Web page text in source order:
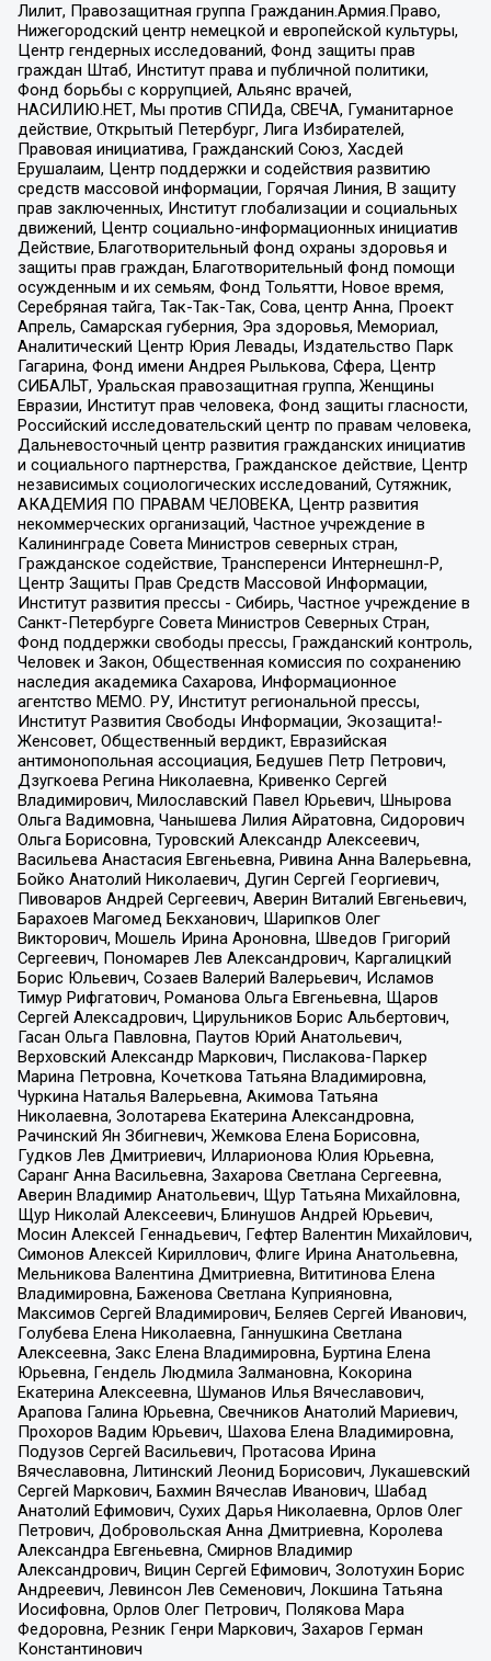
Лилит, Правозащитная группа Гражданин.Армия.Право,
Нижегородский центр немецкой и европейской культуры,
Центр гендерных исследований, Фонд защиты прав
граждан Штаб, Институт права и публичной политики,
Фонд борьбы с коррупцией, Альянс врачей,
НАСИЛИЮ.НЕТ, Мы против СПИДа, СВЕЧА, Гуманитарное
действие, Открытый Петербург, Лига Избирателей,
Правовая инициатива, Гражданский Союз, Хасдей
Ерушалаим, Центр поддержки и содействия развитию
средств массовой информации, Горячая Линия, В защиту
прав заключенных, Институт глобализации и социальных
движений, Центр социально-информационных инициатив
Действие, Благотворительный фонд охраны здоровья и
защиты прав граждан, Благотворительный фонд помощи
осужденным и их семьям, Фонд Тольятти, Новое время,
Серебряная тайга, Так-Так-Так, Сова, центр Анна, Проект
Апрель, Самарская губерния, Эра здоровья, Мемориал,
Аналитический Центр Юрия Левады, Издательство Парк
Гагарина, Фонд имени Андрея Рылькова, Сфера, Центр
СИБАЛЬТ, Уральская правозащитная группа, Женщины
Евразии, Институт прав человека, Фонд защиты гласности,
Российский исследовательский центр по правам человека,
Дальневосточный центр развития гражданских инициатив
и социального партнерства, Гражданское действие, Центр
независимых социологических исследований, Сутяжник,
АКАДЕМИЯ ПО ПРАВАМ ЧЕЛОВЕКА, Центр развития
некоммерческих организаций, Частное учреждение в
Калининграде Совета Министров северных стран,
Гражданское содействие, Трансперенси Интернешнл-Р,
Центр Защиты Прав Средств Массовой Информации,
Институт развития прессы - Сибирь, Частное учреждение в
Санкт-Петербурге Совета Министров Северных Стран,
Фонд поддержки свободы прессы, Гражданский контроль,
Человек и Закон, Общественная комиссия по сохранению
наследия академика Сахарова, Информационное
агентство МЕМО. РУ, Институт региональной прессы,
Институт Развития Свободы Информации, Экозащита!-
Женсовет, Общественный вердикт, Евразийская
антимонопольная ассоциация, Бедушев Петр Петрович,
Дзугкоева Регина Николаевна, Кривенко Сергей
Владимирович, Милославский Павел Юрьевич, Шнырова
Ольга Вадимовна, Чанышева Лилия Айратовна, Сидорович
Ольга Борисовна, Туровский Александр Алексеевич,
Васильева Анастасия Евгеньевна, Ривина Анна Валерьевна,
Бойко Анатолий Николаевич, Дугин Сергей Георгиевич,
Пивоваров Андрей Сергеевич, Аверин Виталий Евгеньевич,
Барахоев Магомед Бекханович, Шарипков Олег
Викторович, Мошель Ирина Ароновна, Шведов Григорий
Сергеевич, Пономарев Лев Александрович, Каргалицкий
Борис Юльевич, Созаев Валерий Валерьевич, Исламов
Тимур Рифгатович, Романова Ольга Евгеньевна, Щаров
Сергей Алексадрович, Цирульников Борис Альбертович,
Гасан Ольга Павловна, Паутов Юрий Анатольевич,
Верховский Александр Маркович, Пислакова-Паркер
Марина Петровна, Кочеткова Татьяна Владимировна,
Чуркина Наталья Валерьевна, Акимова Татьяна
Николаевна, Золотарева Екатерина Александровна,
Рачинский Ян Збигневич, Жемкова Елена Борисовна,
Гудков Лев Дмитриевич, Илларионова Юлия Юрьевна,
Саранг Анна Васильевна, Захарова Светлана Сергеевна,
Аверин Владимир Анатольевич, Щур Татьяна Михайловна,
Щур Николай Алексеевич, Блинушов Андрей Юрьевич,
Мосин Алексей Геннадьевич, Гефтер Валентин Михайлович,
Симонов Алексей Кириллович, Флиге Ирина Анатольевна,
Мельникова Валентина Дмитриевна, Вититинова Елена
Владимировна, Баженова Светлана Куприяновна,
Максимов Сергей Владимирович, Беляев Сергей Иванович,
Голубева Елена Николаевна, Ганнушкина Светлана
Алексеевна, Закс Елена Владимировна, Буртина Елена
Юрьевна, Гендель Людмила Залмановна, Кокорина
Екатерина Алексеевна, Шуманов Илья Вячеславович,
Арапова Галина Юрьевна, Свечников Анатолий Мариевич,
Прохоров Вадим Юрьевич, Шахова Елена Владимировна,
Подузов Сергей Васильевич, Протасова Ирина
Вячеславовна, Литинский Леонид Борисович, Лукашевский
Сергей Маркович, Бахмин Вячеслав Иванович, Шабад
Анатолий Ефимович, Сухих Дарья Николаевна, Орлов Олег
Петрович, Добровольская Анна Дмитриевна, Королева
Александра Евгеньевна, Смирнов Владимир
Александрович, Вицин Сергей Ефимович, Золотухин Борис
Андреевич, Левинсон Лев Семенович, Локшина Татьяна
Иосифовна, Орлов Олег Петрович, Полякова Мара
Федоровна, Резник Генри Маркович, Захаров Герман
Константинович